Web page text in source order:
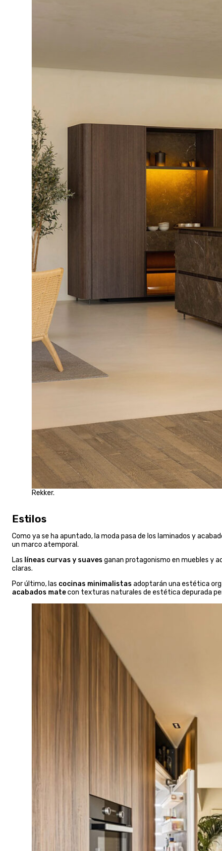
Rekker.
Estilos
Como ya se ha apuntado, la moda pasa de los laminados y
un marco atemporal.
Las líneas curvas y suaves ganan protagonismo en muebles y
claras.
Por último, las cocinas minimalistas adoptarán una estética
acabados matecon texturas naturales de estética depurada